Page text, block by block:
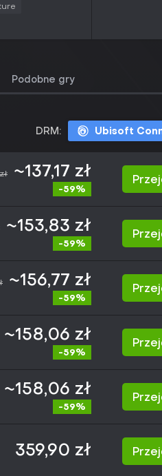
Podobne gry
DRM: Ubisoft
~137,17 zł
-59%
~153,83 zł
-59%
~156,77 zł
-59%
~158,06 zł
-59%
~158,06 zł
-59%
359,90 zł